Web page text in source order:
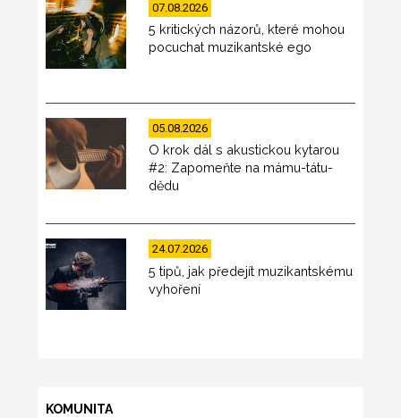
07.08.2026
5 kritických názorů, které mohou
pocuchat muzikantské ego
05.08.2026
O krok dál s akustickou kytarou
#2: Zapomeňte na mámu-tátu-
dědu
24.07.2026
5 tipů, jak předejít muzikantskému
vyhoření
KOMUNITA